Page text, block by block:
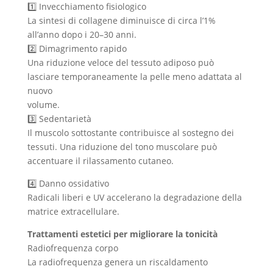
1️⃣ Invecchiamento fisiologico
La sintesi di collagene diminuisce di circa l’1%
all’anno dopo i 20–30 anni.
2️⃣ Dimagrimento rapido
Una riduzione veloce del tessuto adiposo può
lasciare temporaneamente la pelle meno adattata al
nuovo
volume.
3️⃣ Sedentarietà
Il muscolo sottostante contribuisce al sostegno dei
tessuti. Una riduzione del tono muscolare può
accentuare il rilassamento cutaneo.
4️⃣ Danno ossidativo
Radicali liberi e UV accelerano la degradazione della
matrice extracellulare.
Trattamenti estetici per migliorare la tonicità
Radiofrequenza corpo
La radiofrequenza genera un riscaldamento